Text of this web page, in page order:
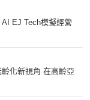
AI EJ Tech模擬經營
齡化新視角 在高齡亞